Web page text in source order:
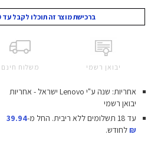
ברכישת מוצר זה תוכלו לקבל עד 719 נקודות מועדון!
יבואן רשמי משלוח חינם
אחריות: שנה ע"י Lenovo ישראל - אחריות
יבואן רשמי
עד 18 תשלומים ללא ריבית.
החל מ-39.94
₪לחודש.